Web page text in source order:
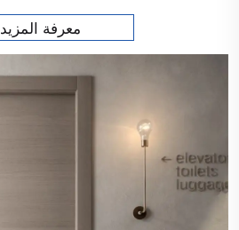
معرفة المزيد